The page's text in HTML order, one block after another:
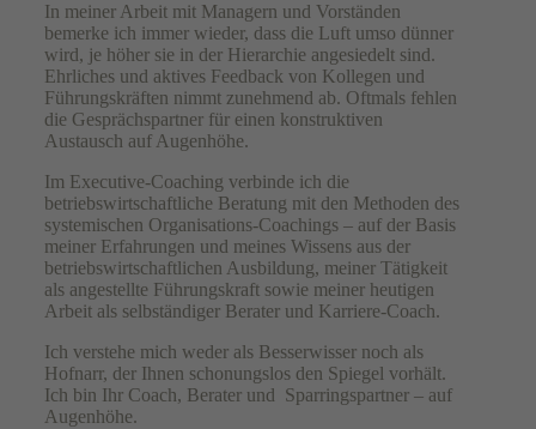
In meiner Arbeit mit Managern und Vorständen
bemerke ich immer wieder, dass die Luft umso dünner
wird, je höher sie in der Hierarchie angesiedelt sind.
Ehrliches und aktives Feedback von Kollegen und
Führungskräften nimmt zunehmend ab. Oftmals fehlen
die Gesprächspartner für einen konstruktiven
Austausch auf Augenhöhe.
Im Executive-Coaching verbinde ich die
betriebswirtschaftliche Beratung mit den Methoden des
systemischen Organisations-Coachings – auf der Basis
meiner Erfahrungen und meines Wissens aus der
betriebswirtschaftlichen Ausbildung, meiner Tätigkeit
als angestellte Führungskraft sowie meiner heutigen
Arbeit als selbständiger Berater und Karriere-Coach.
Ich verstehe mich weder als Besserwisser noch als
Hofnarr, der Ihnen schonungslos den Spiegel vorhält.
Ich bin Ihr Coach, Berater und Sparringspartner – auf
Augenhöhe.